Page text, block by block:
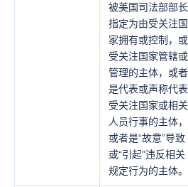
被美国司法部部长
指定为由受关注国
家拥有或控制，或
受关注国家管辖或
管理的主体，或者
是代表或声称代表
受关注国家或相关
人员行事的主体，
或者是“故意”导致
或“引起”违反相关
规定行为的主体。